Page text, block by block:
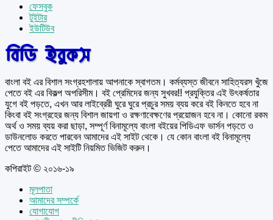
ফেসবুক
টুইটার
ইউটিউব
বাংলা বই এর বিশাল সংগ্রহশালায় আপনাকে স্বাগতম। কর্মব্যস্ত জীবনে সাহিত্যরস খুঁজে
পেতে বই এর বিকল্প অপরিসীম। বই প্রেমিদের জন্য সুখবর!! প্রযুক্তির এই উৎকর্ষতার
যুগে বই পড়তে, এখন আর লাইব্রেরী ঘুরে ঘুরে প্রচুর সময় ব্যয় করে বই কিনতে হবে না
কিংবা বই সংগ্রহের জন্য বিশাল জায়গা ও রক্ষণাবেক্ষণের প্রয়োজন হবে না। কোনো রকম
অর্থ ও সময় ব্যয় করা ছাড়া, সম্পূর্ণ বিনামূল্যে বাংলা বইয়ের পিডিএফ ভার্সন পড়তে ও
ডাউনলোড করতে পারবেন আমাদের এই সাইট থেকে। যে কোন বাংলা বই বিনামূল্যে
পেতে আমাদের এই সাইটি নিয়মিত ভিজিট করুন।
কপিরাইট © ২০১৬-১৯
মূলপাতা
আমাদের সম্পর্কে
যোগাযোগ